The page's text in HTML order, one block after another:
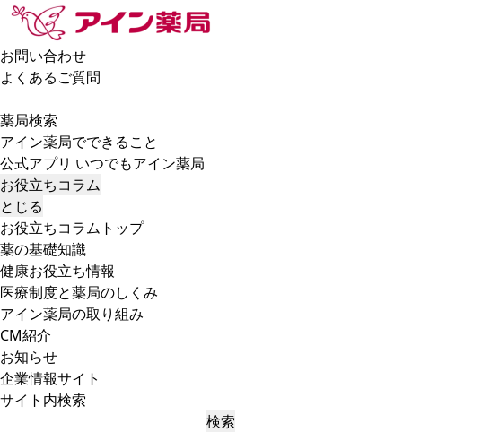
お問い合わせ
よくあるご質問
薬局検索
アイン薬局でできること
公式アプリ いつでもアイン薬局
お役立ちコラム
とじる
お役立ちコラムトップ
薬の基礎知識
健康お役立ち情報
医療制度と薬局のしくみ
アイン薬局の取り組み
CM紹介
お知らせ
企業情報サイト
サイト内検索
検索